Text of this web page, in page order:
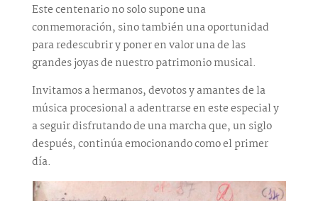
Este centenario no solo supone una
conmemoración, sino también una oportunidad
para redescubrir y poner en valor una de las
grandes joyas de nuestro patrimonio musical.
Invitamos a hermanos, devotos y amantes de la
música procesional a adentrarse en este especial y
a seguir disfrutando de una marcha que, un siglo
después, continúa emocionando como el primer
día.